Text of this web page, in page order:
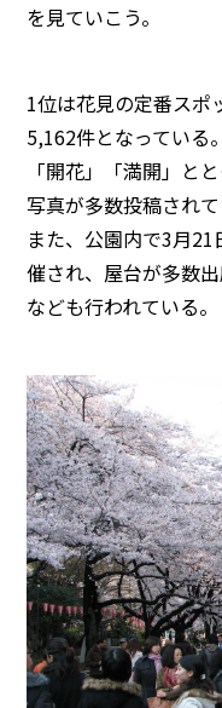
を見ていこう。
1位は花見の定番スポ
5,162件となっている。
「開花」「満開」と
写真が多数投稿されて
また、公園内で3月
催され、屋台が多数
なども行われている。